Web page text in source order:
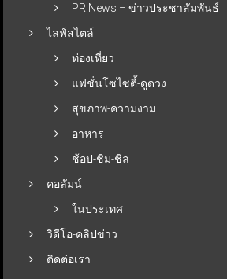
PR News – ข่าวประชาสัมพันธ์
ไลฟ์สไตล์
ท่องเที่ยว
แฟชั่นโซไซตี้-ดูดวง
สุขภาพ-ความงาม
อาหาร
ช้อป-ชิม-ชิล
คอลัมน์
ในประเทศ
วิดีโอ-คลิปข่าว
ติดต่อเรา